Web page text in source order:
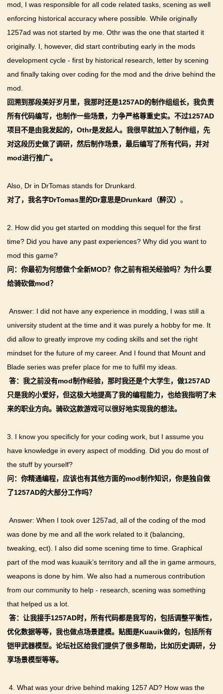
mod, I was responsible for all code related tasks, scening as well
enforcing historical accuracy where possible. While originally
1257ad was not started by me. Othr was the one that started it
originally. I, however, did start contributing early in the mods
development cycle - first by historical research, letter by scening
and finally taking over coding for the mod and the drive behind the
mod.
回溯到那段美好岁月里，我那时还是1257AD的制作组组长，我负责
所有代码编写，也制作一些场景，力争严格尊重史实。不过1257AD
项目不是由我发起的，Othr是发起人。我很早就加入了制作组，先
对这段历史做了调研，然后制作场景，最后编写了所有代码，并对
mod进行推广。
Also, Dr in DrTomas stands for Drunkard.
对了，我名字DrTomas里的Dr意思是Drunkard（醉汉） 。
2. How did you get started on modding this sequel for the first
time? Did you have any past experiences? Why did you want to
mod this game?
问：你最初为何想做个全新MOD？你之前有相关经验吗？为什么要
给骑砍做mod？
Answer: I did not have any experience in modding, I was still a
university student at the time and it was purely a hobby for me. It
did allow to greatly improve my coding skills and set the right
mindset for the future of my career. And I found that Mount and
Blade series was prefer place for me to fulfil my ideas.
答：我之前没有mod制作经验，那时我还是个大学生，做1257AD
只是我的小爱好，但这极大地提高了我的编程能力，也给我指明了未
来的职业方向。骑砍这款游戏可以很好地实现我的想法。
3. I know you specificly for your coding work, but I assume you
have knowledge in every aspect of modding. Did you do most of
the stuff by yourself?
问：你精通编程，应该也有其他方面的mod制作知识，你是独自做
了1257AD的大部分工作吗？
Answer: When I took over 1257ad, all of the coding of the mod
was done by me and all the work related to it (balancing,
tweaking, ect). I also did some scening time to time. Graphical
part of the mod was kuauik’s territory and all the in game armours,
weapons is done by him. We also had a numerous contribution
from our community to help - research, scening was something
that helped us a lot.
答：让我接手1257AD时，所有代码都是我写的，包括调整平衡性，
优化数据等等，我也做点场景建模。贴图是Kuauik做的，包括所有
铠甲武器模型。论坛社区给我们提供了很多帮助，比如历史调研，分
享场景模型等等。
4. What was your drive behind making 1257 AD? How was the